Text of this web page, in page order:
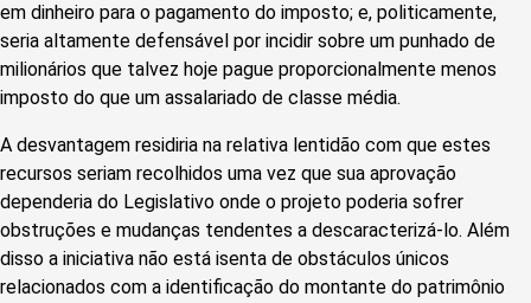
em dinheiro para o pagamento do imposto; e, politicamente,
seria altamente defensável por incidir sobre um punhado de
milionários que talvez hoje pague proporcionalmente menos
imposto do que um assalariado de classe média.
A desvantagem residiria na relativa lentidão com que estes
recursos seriam recolhidos uma vez que sua aprovação
dependeria do Legislativo onde o projeto poderia sofrer
obstruções e mudanças tendentes a descaracterizá-lo. Além
disso a iniciativa não está isenta de obstáculos únicos
relacionados com a identificação do montante do patrimônio